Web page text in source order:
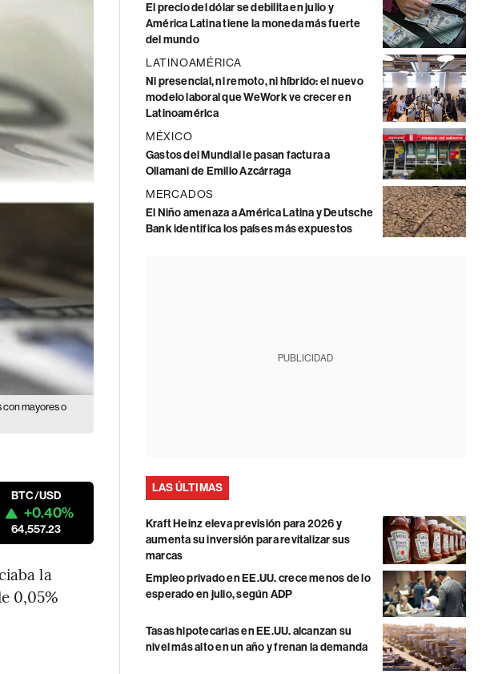
con mayores o
BTC/USD
+0.40%
64,557.23
la
0,05%
El precio del dólar se debilita en julio y
América Latina tiene la moneda más fuerte
del mundo
LATINOAMÉRICA
Ni presencial, ni remoto, ni híbrido: el nuevo
modelo laboral que WeWork ve crecer en
Latinoamérica
MÉXICO
Gastos del Mundial le pasan factura a
Ollamani de Emilio Azcárraga
MERCADOS
El Niño amenaza a América Latina y Deutsche
Bank identifica los países más expuestos
PUBLICIDAD
LAS ÚLTIMAS
Kraft Heinz eleva previsión para 2026 y
aumenta su inversión para revitalizar sus
marcas
Empleo privado en EE.UU. crece menos de lo
esperado en julio, según ADP
Tasas hipotecarias en EE.UU. alcanzan su
nivel más alto en un año y frenan la demanda